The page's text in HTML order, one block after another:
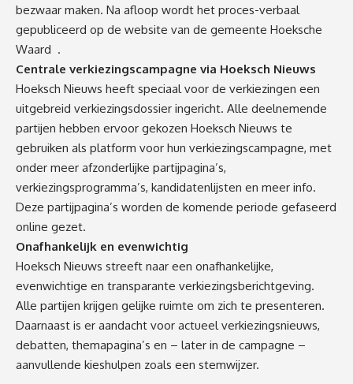
bezwaar maken. Na afloop wordt het proces-verbaal
gepubliceerd op de website van de gemeente Hoeksche
Waard .
Centrale verkiezingscampagne via Hoeksch Nieuws
Hoeksch Nieuws heeft speciaal voor de verkiezingen een
uitgebreid verkiezingsdossier ingericht. Alle deelnemende
partijen hebben ervoor gekozen Hoeksch Nieuws te
gebruiken als platform voor hun verkiezingscampagne, met
onder meer afzonderlijke partijpagina’s,
verkiezingsprogramma’s, kandidatenlijsten en meer info.
Deze partijpagina’s worden de komende periode gefaseerd
online gezet.
Onafhankelijk en evenwichtig
Hoeksch Nieuws streeft naar een onafhankelijke,
evenwichtige en transparante verkiezingsberichtgeving.
Alle partijen krijgen gelijke ruimte om zich te presenteren.
Daarnaast is er aandacht voor actueel verkiezingsnieuws,
debatten, themapagina’s en – later in de campagne –
aanvullende kieshulpen zoals een stemwijzer.